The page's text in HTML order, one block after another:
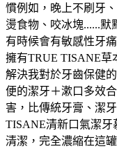
慣例如，晚上不刷牙
燙食物、咬冰塊......
有時候會有敏感性牙
擁有TRUE TISANE草
解決我對於牙齒保健
便的潔牙＋漱口多效
害，比傳統牙膏、潔
TISANE清新口氣潔
清潔，完全濃縮在這